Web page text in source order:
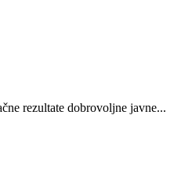
rezultate dobrovoljne javne...